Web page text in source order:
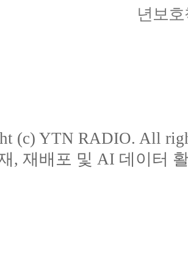
년보
(c) YTN RADIO. All
, 재배포 및 AI 데이터